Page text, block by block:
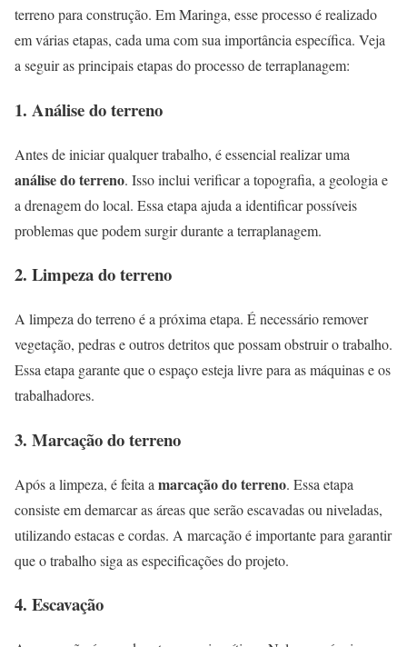
terreno para construção. Em Maringa, esse processo é realizado
em várias etapas, cada uma com sua importância específica. Veja
a seguir as principais etapas do processo de terraplanagem:
1. Análise do terreno
Antes de iniciar qualquer trabalho, é essencial realizar uma
análise do terreno. Isso inclui verificar a topografia, a geologia e
a drenagem do local. Essa etapa ajuda a identificar possíveis
problemas que podem surgir durante a terraplanagem.
2. Limpeza do terreno
A limpeza do terreno é a próxima etapa. É necessário remover
vegetação, pedras e outros detritos que possam obstruir o trabalho.
Essa etapa garante que o espaço esteja livre para as máquinas e os
trabalhadores.
3. Marcação do terreno
Após a limpeza, é feita a marcação do terreno. Essa etapa
consiste em demarcar as áreas que serão escavadas ou niveladas,
utilizando estacas e cordas. A marcação é importante para garantir
que o trabalho siga as especificações do projeto.
4. Escavação